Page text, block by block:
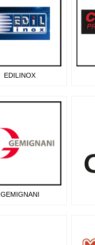
EDILINOX
GEMIGNANI